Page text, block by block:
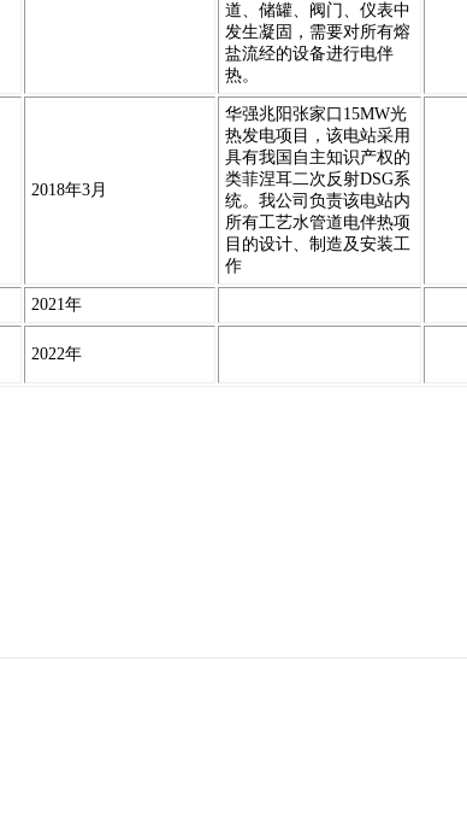
道、储罐、阀门、仪表中
发生凝固，需要对所有熔
盐流经的设备进行电伴
热。
2018年3月
华强兆阳张家口15MW光
热发电项目，该电站采用
具有我国自主知识产权的
类菲涅耳二次反射DSG系
统。我公司负责该电站内
所有工艺水管道电伴热项
目的设计、制造及安装工
作
2021年
2022年